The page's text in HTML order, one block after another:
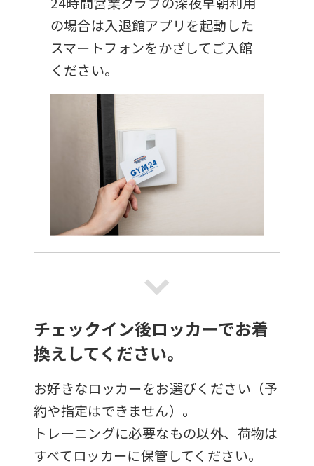
の場合は入退館アプリを起動した
スマートフォンをかざしてご入館
ください。
チェックイン後ロッカーでお着
換えしてください。
お好きなロッカーをお選びください（予
約や指定はできません）。
トレーニングに必要なもの以外、荷物は
すべてロッカーに保管してください。